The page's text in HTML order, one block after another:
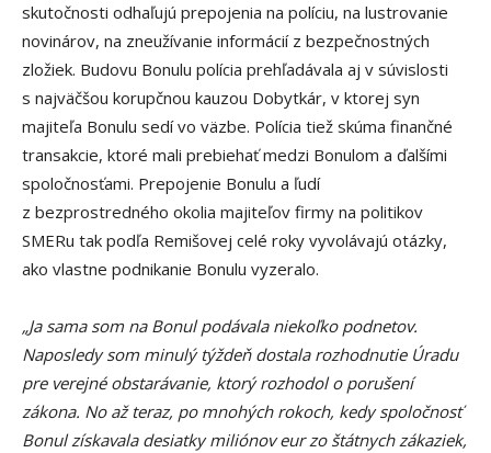
skutočnosti odhaľujú prepojenia na políciu, na lustrovanie
novinárov, na zneužívanie informácií z bezpečnostných
zložiek. Budovu Bonulu polícia prehľadávala aj v súvislosti
s najväčšou korupčnou kauzou Dobytkár, v ktorej syn
majiteľa Bonulu sedí vo väzbe. Polícia tiež skúma finančné
transakcie, ktoré mali prebiehať medzi Bonulom a ďalšími
spoločnosťami. Prepojenie Bonulu a ľudí
z bezprostredného okolia majiteľov firmy na politikov
SMERu tak podľa Remišovej celé roky vyvolávajú otázky,
ako vlastne podnikanie Bonulu vyzeralo.
„Ja sama som na Bonul podávala niekoľko podnetov.
Naposledy som minulý týždeň dostala rozhodnutie Úradu
pre verejné obstarávanie, ktorý rozhodol o porušení
zákona. No až teraz, po mnohých rokoch, kedy spoločnosť
Bonul získavala desiatky miliónov eur zo štátnych zákaziek,